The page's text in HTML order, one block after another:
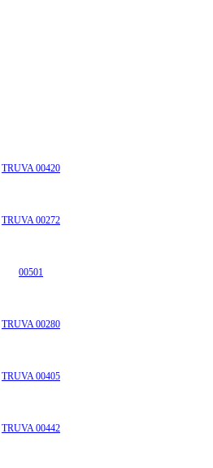
TRUVA 00420
TRUVA 00272
00501
TRUVA 00280
TRUVA 00405
TRUVA 00442